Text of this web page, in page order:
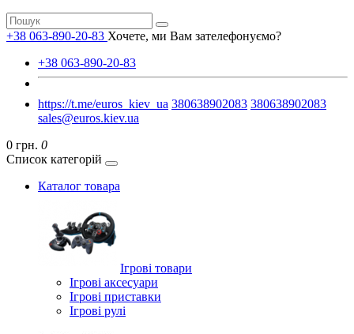
+38 063-890-20-83 Хочете, ми Вам зателефонуємо?
+38 063-890-20-83
https://t.me/euros_kiev_ua 380638902083 380638902083
sales@euros.kiev.ua
0 грн. 0
Список категорій
Каталог товара
Ігрові товари
Ігрові аксесуари
Ігрові приставки
Ігрові рулі